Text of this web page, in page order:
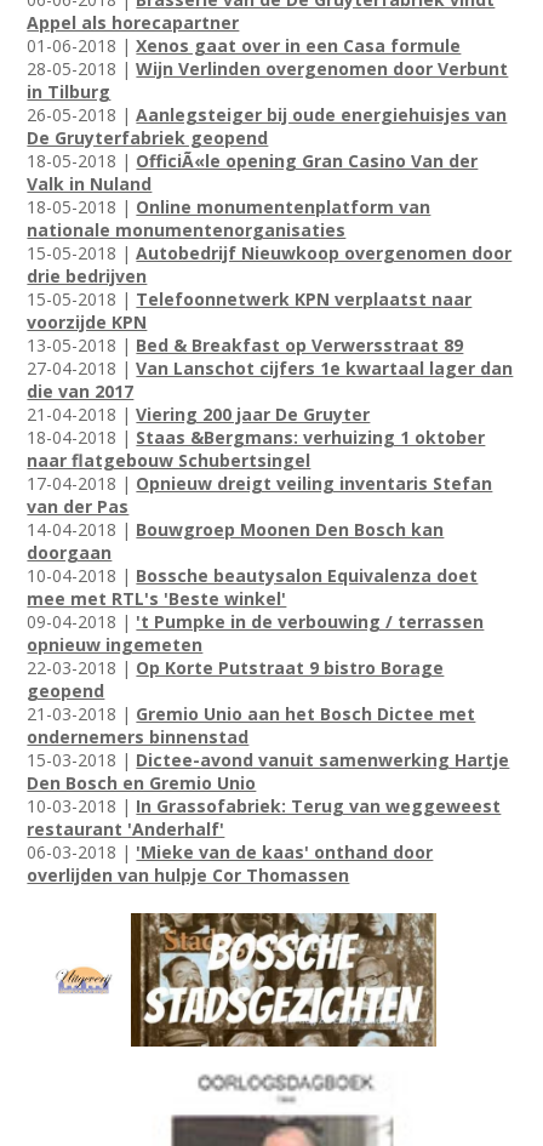
Appel als horecapartner
01-06-2018 |Xenos gaat over in een Casa formule
28-05-2018 |Wijn Verlinden overgenomen door Verbunt
in Tilburg
26-05-2018 |Aanlegsteiger bij oude energiehuisjes van
De Gruyterfabriek geopend
18-05-2018 | OfficiÃ«le opening Gran Casino Van der
Valk in Nuland
18-05-2018 | Online monumentenplatform van
nationale monumentenorganisaties
15-05-2018 |Autobedrijf Nieuwkoop overgenomen door
drie bedrijven
15-05-2018 | Telefoonnetwerk KPN verplaatst naar
voorzijde KPN
13-05-2018 | Bed & Breakfast op Verwersstraat 89
27-04-2018 |Van Lanschot cijfers 1e kwartaal lager dan
die van 2017
21-04-2018 |Viering 200 jaar De Gruyter
18-04-2018 | Staas &Bergmans: verhuizing 1 oktober
naar flatgebouw Schubertsingel
17-04-2018 | Opnieuw dreigt veiling inventaris Stefan
van der Pas
14-04-2018 | Bouwgroep Moonen Den Bosch kan
doorgaan
10-04-2018 | Bossche beautysalon Equivalenza doet
mee met RTL's 'Beste winkel'
09-04-2018 | 't Pumpke in de verbouwing / terrassen
opnieuw ingemeten
22-03-2018 | Op Korte Putstraat 9 bistro Borage
geopend
21-03-2018 | Gremio Unio aan het Bosch Dictee met
ondernemers binnenstad
15-03-2018 | Dictee-avond vanuit samenwerking Hartje
Den Bosch en Gremio Unio
10-03-2018 | In Grassofabriek: Terug van weggeweest
restaurant 'Anderhalf'
06-03-2018 | 'Mieke van de kaas' onthand door
overlijden van hulpje Cor Thomassen